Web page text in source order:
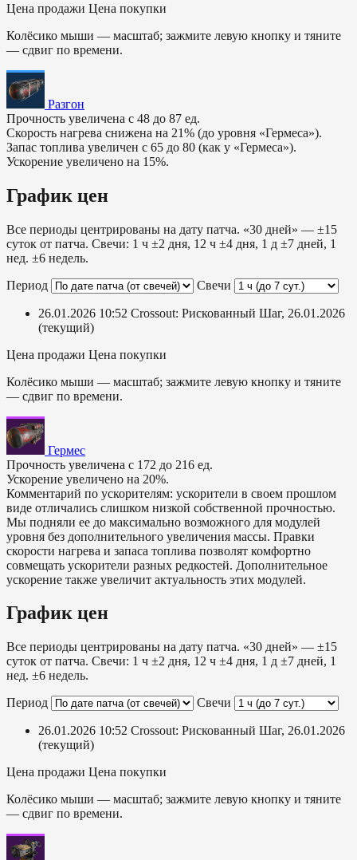
Цена продажи Цена покупки
Колёсико мыши — масштаб; зажмите левую кнопку и тяните
— сдвиг по времени.
Разгон
Прочность увеличена с 48 до 87 ед.
Скорость нагрева снижена на 21% (до уровня «Гермеса»).
Запас топлива увеличен с 65 до 80 (как у «Гермеса»).
Ускорение увеличено на 15%.
График цен
Все периоды центрированы на дату патча. «30 дней» — ±15
суток от патча. Свечи: 1 ч ±2 дня, 12 ч ±4 дня, 1 д ±7 дней, 1
нед. ±6 недель.
Период
Свечи
26.01.2026 10:52 Crossout: Рискованный Шаг, 26.01.2026
(текущий)
Цена продажи Цена покупки
Колёсико мыши — масштаб; зажмите левую кнопку и тяните
— сдвиг по времени.
Гермес
Прочность увеличена с 172 до 216 ед.
Ускорение увеличено на 20%.
Комментарий по ускорителям: ускорители в своем прошлом
виде отличались слишком низкой собственной прочностью.
Мы подняли ее до максимально возможного для модулей
уровня без дополнительного увеличения массы. Правки
скорости нагрева и запаса топлива позволят комфортно
совмещать ускорители разных редкостей. Дополнительное
ускорение также увеличит актуальность этих модулей.
График цен
Все периоды центрированы на дату патча. «30 дней» — ±15
суток от патча. Свечи: 1 ч ±2 дня, 12 ч ±4 дня, 1 д ±7 дней, 1
нед. ±6 недель.
Период
Свечи
26.01.2026 10:52 Crossout: Рискованный Шаг, 26.01.2026
(текущий)
Цена продажи Цена покупки
Колёсико мыши — масштаб; зажмите левую кнопку и тяните
— сдвиг по времени.